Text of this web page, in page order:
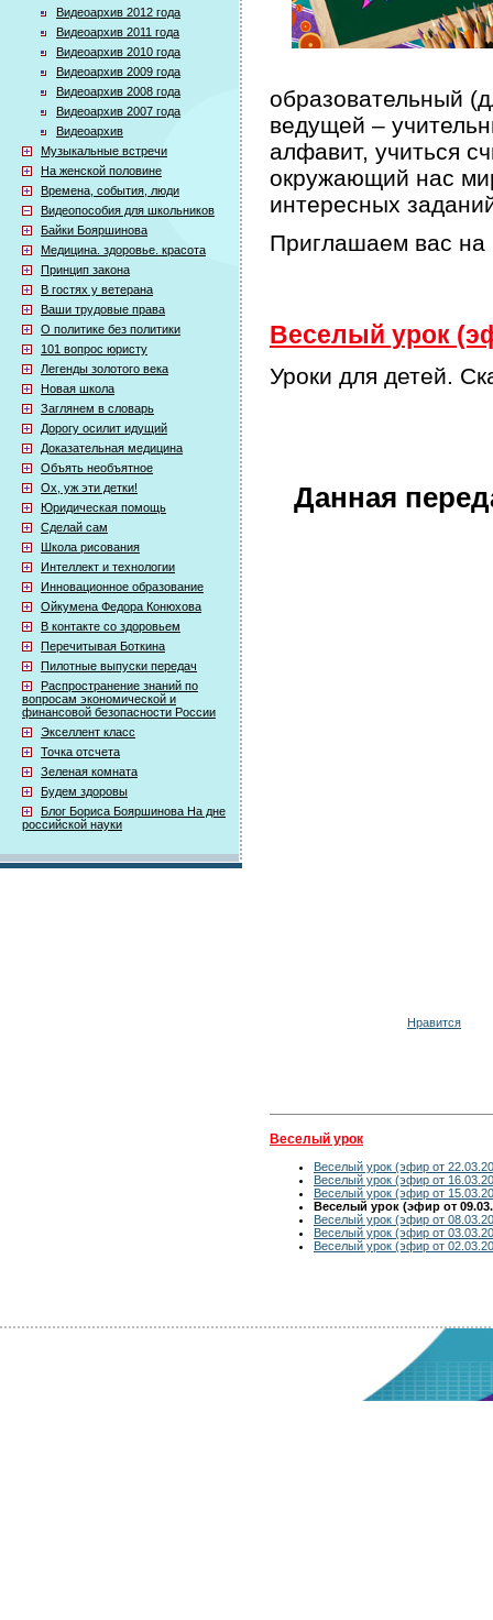
Видеоархив 2012 года
Видеоархив 2011 года
Видеоархив 2010 года
Видеоархив 2009 года
Видеоархив 2008 года
Видеоархив 2007 года
Видеоархив
Музыкальные встречи
На женской половине
Времена, события, люди
Видеопособия для школьников
Байки Бояршинова
Медицина. здоровье. красота
Принцип закона
В гостях у ветерана
Ваши трудовые права
О политике без политики
101 вопрос юристу
Легенды золотого века
Новая школа
Заглянем в словарь
Дорогу осилит идущий
Доказательная медицина
Объять необъятное
Ох, уж эти детки!
Юридическая помощь
Сделай сам
Школа рисования
Интеллект и технологии
Инновационное образование
Ойкумена Федора Конюхова
В контакте со здоровьем
Перечитывая Боткина
Пилотные выпуски передач
Распространение знаний по
вопросам экономической и
финансовой безопасности России
Экселлент класс
Точка отсчета
Зеленая комната
Будем здоровы
Блог Бориса Бояршинова На дне
российской науки
образовательный
ведущей –
алфавит, учиться
окружающий нас
интересных
Приглашаем вас
Веселый урок
Уроки для детей.
Данная
Нравится
Веселый урок
Веселый урок (эфир от
Веселый урок (эфир от
Веселый урок (эфир от
Веселый урок (эфир от
Веселый урок (эфир от
Веселый урок (эфир от
Веселый урок (эфир от